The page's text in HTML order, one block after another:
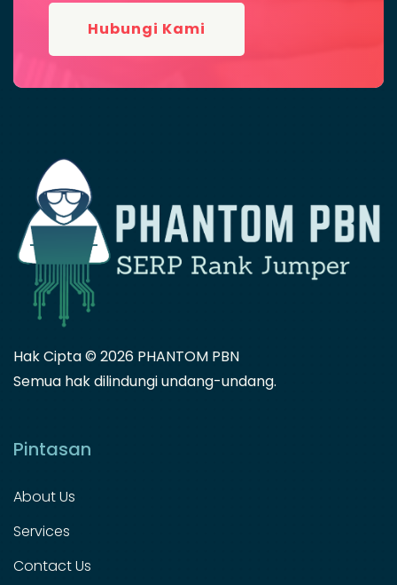
Hubungi Kami
Hak Cipta ©2026 PHANTOM PBN
Semua hak dilindungi undang-undang.
Pintasan
About Us
Services
Contact Us